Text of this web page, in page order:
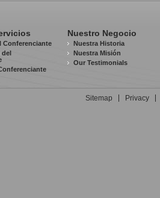
Conferenciante
del
Nuestro Negocio
Nuestra Historia
Nuestra Misión
Our Testimonials
Sitemap Privacy